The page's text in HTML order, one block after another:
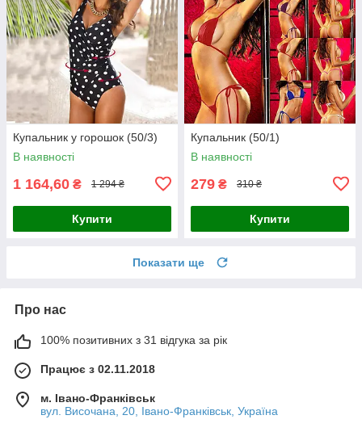
Купальник у горошок (50/3)
В наявності
1 164,60 ₴ 1 294 ₴
Купити
Купальник (50/1)
В наявності
279 ₴ 310 ₴
Купити
Показати ще
Про нас
100% позитивних з 31 відгука за рік
Працює з 02.11.2018
м. Івано-Франківськ
вул. Височана, 20, Івано-Франківськ, Україна